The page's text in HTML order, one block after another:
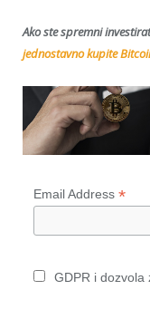
Ako ste spremni
jednostavno kupite
Email Address *
GDPR i dozvola